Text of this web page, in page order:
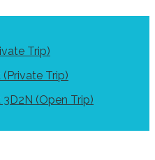
Trip)
Trip)
(Open Trip)